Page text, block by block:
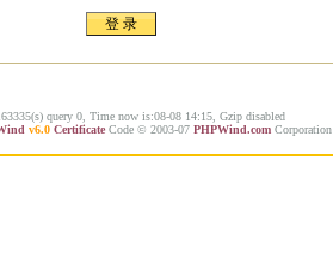
query 0, Time now is:08-08 14:15, Gzip disabled
v6.0 Certificate Code © 2003-07 PHPWind.com Corporation